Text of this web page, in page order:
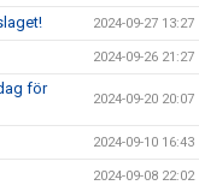
2024-09-27 13:27
2024-09-26 21:27
för
2024-09-20 20:07
2024-09-10 16:43
2024-09-08 22:02